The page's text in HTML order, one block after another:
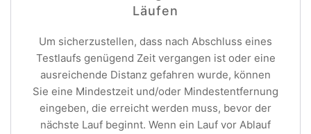
Läufen
Um sicherzustellen, dass nach Abschluss eines
Testlaufs genügend Zeit vergangen ist oder eine
ausreichende Distanz gefahren wurde, können
Sie eine Mindestzeit und/oder Mindestentfernung
eingeben, die erreicht werden muss, bevor der
nächste Lauf beginnt. Wenn ein Lauf vor Ablauf